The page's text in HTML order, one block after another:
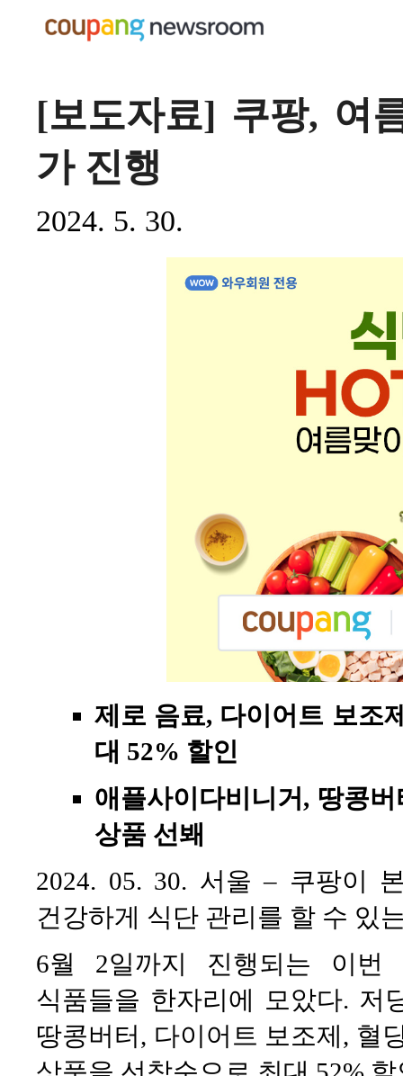
[보도자료] 쿠팡, 여
가 진행
2024. 5. 30.
제로 음료, 다이어트 보조
대 52% 할인
애플사이다비니거, 땅콩
상품 선봬
2024. 05. 30. 서울 – 쿠팡이
건강하게 식단 관리를 할 수 있
6월 2일까지 진행되는 이번
식품들을 한자리에 모았다. 저
땅콩버터, 다이어트 보조제, 혈